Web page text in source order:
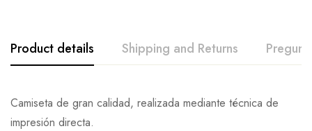
Product details Shipping and Returns
Camiseta de gran calidad, realizada mediante técnica de
impresión directa.